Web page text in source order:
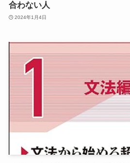
合わない人
2024年1月4日